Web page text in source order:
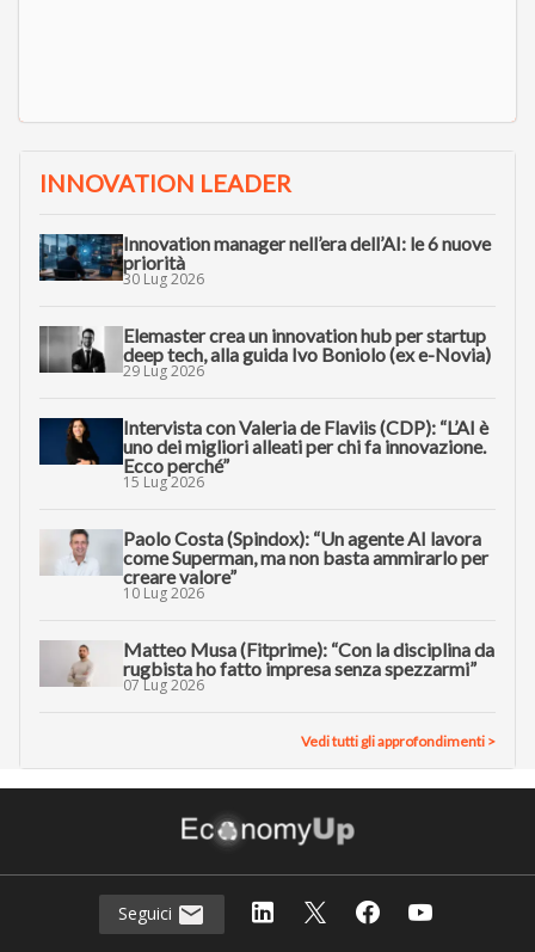
INNOVATION LEADER
Innovation manager nell’era dell’AI: le 6 nuove
priorità
30 Lug 2026
Elemaster crea un innovation hub per startup
deep tech, alla guida Ivo Boniolo (ex e-Novia)
29 Lug 2026
Intervista con Valeria de Flaviis (CDP): “L’AI è
uno dei migliori alleati per chi fa innovazione.
Ecco perché”
15 Lug 2026
Paolo Costa (Spindox): “Un agente AI lavora
come Superman, ma non basta ammirarlo per
creare valore”
10 Lug 2026
Matteo Musa (Fitprime): “Con la disciplina da
rugbista ho fatto impresa senza spezzarmi”
07 Lug 2026
Vedi tutti gli approfondimenti >
Seguici